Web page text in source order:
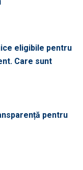
eligibile pentru
Care sunt
pentru